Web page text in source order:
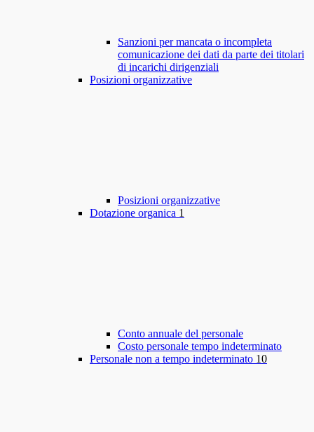
Sanzioni per mancata o incompleta
comunicazione dei dati da parte dei titolari
di incarichi dirigenziali
Posizioni organizzative
Posizioni organizzative
Dotazione organica 1
Conto annuale del personale
Costo personale tempo indeterminato
Personale non a tempo indeterminato 10